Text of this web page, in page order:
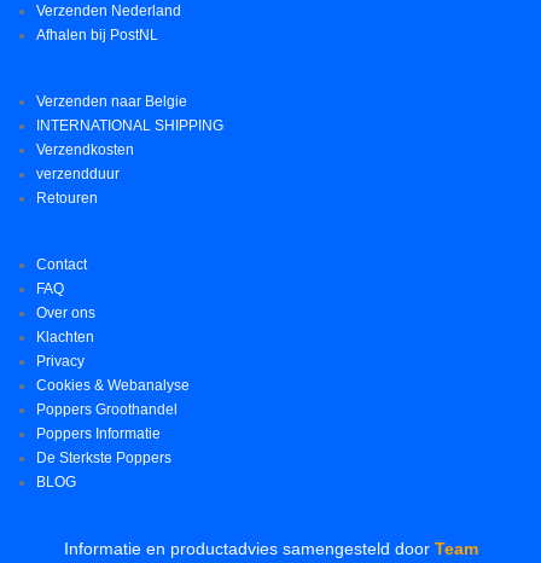
Verzenden Nederland
Afhalen bij PostNL
Verzenden naar Belgie
INTERNATIONAL SHIPPING
Verzendkosten
verzendduur
Retouren
Contact
FAQ
Over ons
Klachten
Privacy
Cookies & Webanalyse
Poppers Groothandel
Poppers Informatie
De Sterkste Poppers
BLOG
Informatie en productadvies samengesteld door Team